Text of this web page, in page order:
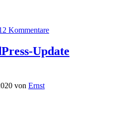
Kommentare
Update
von Ernst